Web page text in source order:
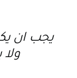
يجب ان